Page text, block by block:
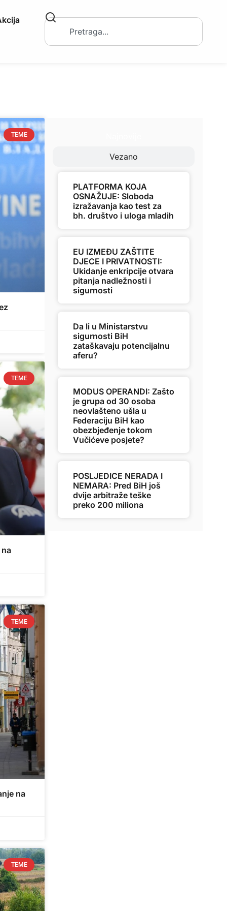
TEME
TEME
TEME
na
TEME
Vezano
PLATFORMA KOJA
OSNAŽUJE: Sloboda
izražavanja kao test za
bh. društvo i uloga mladih
EU IZMEĐU ZAŠTITE
DJECE I PRIVATNOSTI:
Ukidanje enkripcije otvara
pitanja nadležnosti i
sigurnosti
Da li u Ministarstvu
sigurnosti BiH
zataškavaju potencijalnu
aferu?
MODUS OPERANDI: Zašto
je grupa od 30 osoba
neovlašteno ušla u
Federaciju BiH kao
obezbjeđenje tokom
Vučićeve posjete?
POSLJEDICE NERADA I
NEMARA: Pred BiH još
dvije arbitraže teške
preko 200 miliona